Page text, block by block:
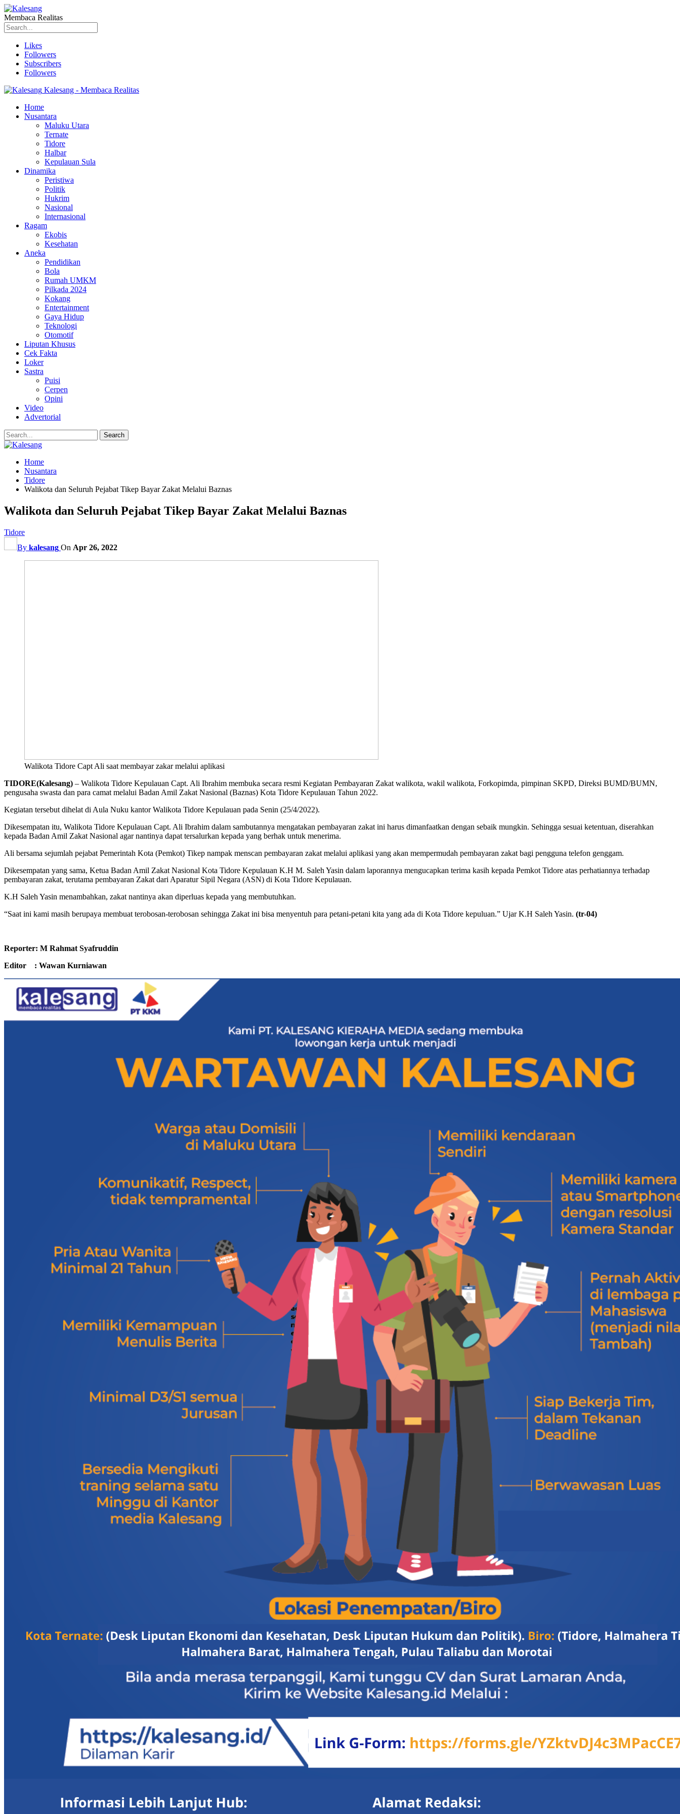
Membaca Realitas
Likes
Followers
Subscribers
Followers
Kalesang - Membaca Realitas
Home
Nusantara
Maluku Utara
Ternate
Tidore
Halbar
Kepulauan Sula
Dinamika
Peristiwa
Politik
Hukrim
Nasional
Internasional
Ragam
Ekobis
Kesehatan
Aneka
Pendidikan
Bola
Rumah UMKM
Pilkada 2024
Kokang
Entertainment
Gaya Hidup
Teknologi
Otomotif
Liputan Khusus
Cek Fakta
Loker
Sastra
Puisi
Cerpen
Opini
Video
Advertorial
Home
Nusantara
Tidore
Walikota dan Seluruh Pejabat Tikep Bayar Zakat Melalui Baznas
Walikota dan Seluruh Pejabat Tikep Bayar Zakat Melalui Baznas
Tidore
By kalesang On Apr 26, 2022
Walikota Tidore Capt Ali saat membayar zakar melalui aplikasi
TIDORE(Kalesang) – Walikota Tidore Kepulauan Capt. Ali Ibrahim membuka secara resmi Kegiatan Pembayaran Zakat walikota, wakil walikota, Forkopimda, pimpinan SKPD, Direksi BUMD/BUMN,
pengusaha swasta dan para camat melalui Badan Amil Zakat Nasional (Baznas) Kota Tidore Kepulauan Tahun 2022.
Kegiatan tersebut dihelat di Aula Nuku kantor Walikota Tidore Kepulauan pada Senin (25/4/2022).
Dikesempatan itu, Walikota Tidore Kepulauan Capt. Ali Ibrahim dalam sambutannya mengatakan pembayaran zakat ini harus dimanfaatkan dengan sebaik mungkin. Sehingga sesuai ketentuan, diserahkan
kepada Badan Amil Zakat Nasional agar nantinya dapat tersalurkan kepada yang berhak untuk menerima.
Ali bersama sejumlah pejabat Pemerintah Kota (Pemkot) Tikep nampak menscan pembayaran zakat melalui aplikasi yang akan mempermudah pembayaran zakat bagi pengguna telefon genggam.
Dikesempatan yang sama, Ketua Badan Amil Zakat Nasional Kota Tidore Kepulauan K.H M. Saleh Yasin dalam laporannya mengucapkan terima kasih kepada Pemkot Tidore atas perhatiannya terhadap
pembayaran zakat, terutama pembayaran Zakat dari Aparatur Sipil Negara (ASN) di Kota Tidore Kepulauan.
K.H Saleh Yasin menambahkan, zakat nantinya akan diperluas kepada yang membutuhkan.
“Saat ini kami masih berupaya membuat terobosan-terobosan sehingga Zakat ini bisa menyentuh para petani-petani kita yang ada di Kota Tidore kepuluan.” Ujar K.H Saleh Yasin. (tr-04)
Reporter: M Rahmat Syafruddin
Editor : Wawan Kurniawan